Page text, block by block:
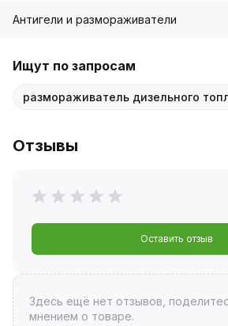
Антигели и размораживатели
Ищут по запросам
размораживатель дизельного
Отзывы
Оставить отзыв
Здесь ещё нет отзывов,
мнением о товаре.